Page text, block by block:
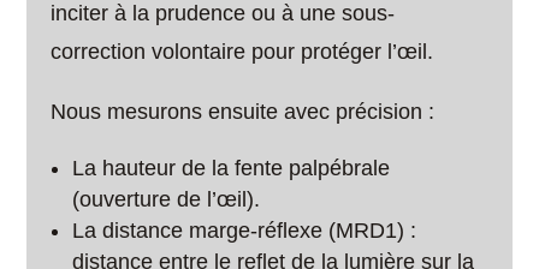
inciter à la prudence ou à une sous-
correction volontaire pour protéger l’œil.
Nous mesurons ensuite avec précision :
La hauteur de la fente palpébrale
(ouverture de l’œil).
La distance marge-réflexe (MRD1) :
distance entre le reflet de la lumière sur la